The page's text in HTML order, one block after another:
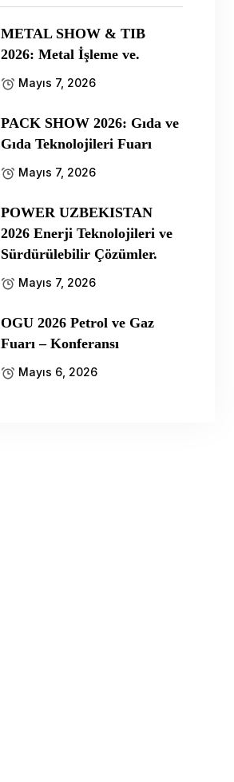
METAL SHOW & TIB
2026: Metal İşleme ve.
Mayıs 7, 2026
PACK SHOW 2026: Gıda ve
Gıda Teknolojileri Fuarı
Mayıs 7, 2026
POWER UZBEKISTAN
2026 Enerji Teknolojileri ve
Sürdürülebilir Çözümler.
Mayıs 7, 2026
OGU 2026 Petrol ve Gaz
Fuarı – Konferansı
Mayıs 6, 2026